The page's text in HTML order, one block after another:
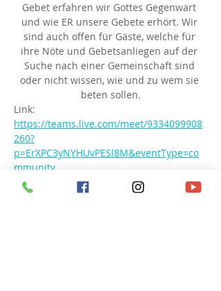
Gebet erfahren wir Gottes Gegenwart
und wie ER unsere Gebete erhört. Wir
sind auch offen für Gäste, welche für
ihre Nöte und Gebetsanliegen auf der
Suche nach einer Gemeinschaft sind
oder nicht wissen, wie und zu wem sie
beten sollen.
Link:
https://teams.live.com/meet/9334099908
260?
p=ErXPC3yNYHUvPESl8M&eventType=co
mmunity
Besprechungs-ID: 933 409 990 826 0